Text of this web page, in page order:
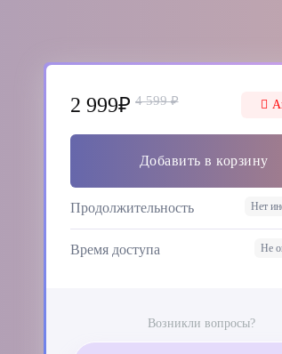
2 999₽ 4 599 ₽
Добавить в корзину
Продолжительность Нет
Время доступа Не
Возникли вопросы?